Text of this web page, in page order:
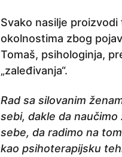
Svako nasilje
okolnostima zbog
Tomaš, psihologinja,
„zaleđivanja“.
Rad sa silovanim
sebi, dakle da
sebe, da radimo na
kao psihoterapijsku